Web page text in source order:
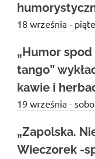
18 września -
„Humor
tango”
kawie i
19 września -
„Zapolska.
Wieczorek -